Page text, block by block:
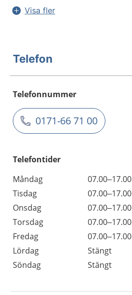
Visa fler
Telefon
Telefonnummer
0171-66 71 00
Telefontider
Måndag
07.00–17.00
Tisdag
07.00–17.00
Onsdag
07.00–17.00
Torsdag
07.00–17.00
Fredag
07.00–17.00
Lördag
Stängt
Söndag
Stängt